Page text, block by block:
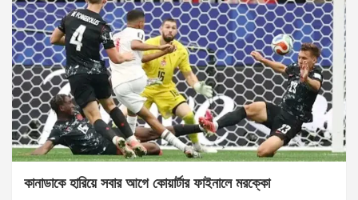
কানাডাকে হারিয়ে সবার আগে কোয়ার্টার ফাইনালে মরক্কো